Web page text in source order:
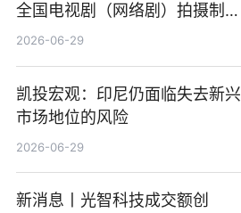
全国电视剧（网络剧）拍摄制作
备案公示剧目197部
2026-06-29
凯投宏观：印尼仍面临失去新兴
市场地位的风险
2026-06-29
新消息丨光智科技成交额创